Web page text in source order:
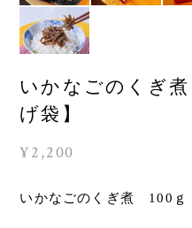
いかなごのくぎ
げ袋】
¥2,200
いかなごのくぎ煮 100ｇ